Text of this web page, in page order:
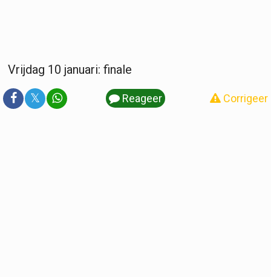
Vrijdag 10 januari: finale
𝕏 Reageer Corrigeer